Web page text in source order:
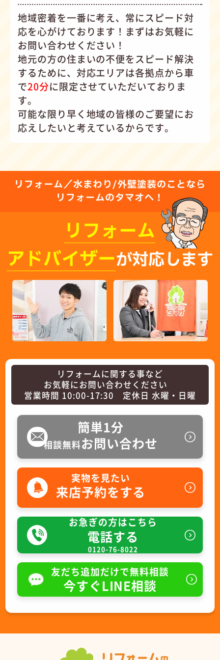
地域密着を一番に考え、常にスピード対
応を心がけております！まずはお気軽に
お問い合わせください！
地元の方の住まいの不便をスピード解決
するために、対応エリアは各拠点から車
で20分に限定させていただいておりま
す。
可能な限り早く地域の皆様のご要望にお
応えしたいと考えているからです。
リフォーム／水まわり/外壁塗装のことなら
リフォームのタマオへ！
リフォーム
アドバイザーが対応します
リフォームに関する事など
お気軽にお問い合わせください
営業時間 10:00-17:30 定休日 水曜・日曜
簡単1分
相談無料お問い合わせ
実物を見たい
来店予約をする
お急ぎの方はこちら
電話する
0120-76-8022
友だち追加だけで無料相談
今すぐLINE相談